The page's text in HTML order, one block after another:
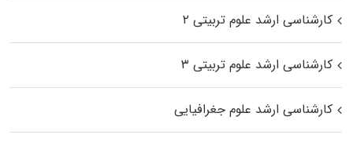
کارشناسی ارشد علوم تربیتی ۲
کارشناسی ارشد علوم تربیتی ۳
کارشناسی ارشد علوم جغرافیایی